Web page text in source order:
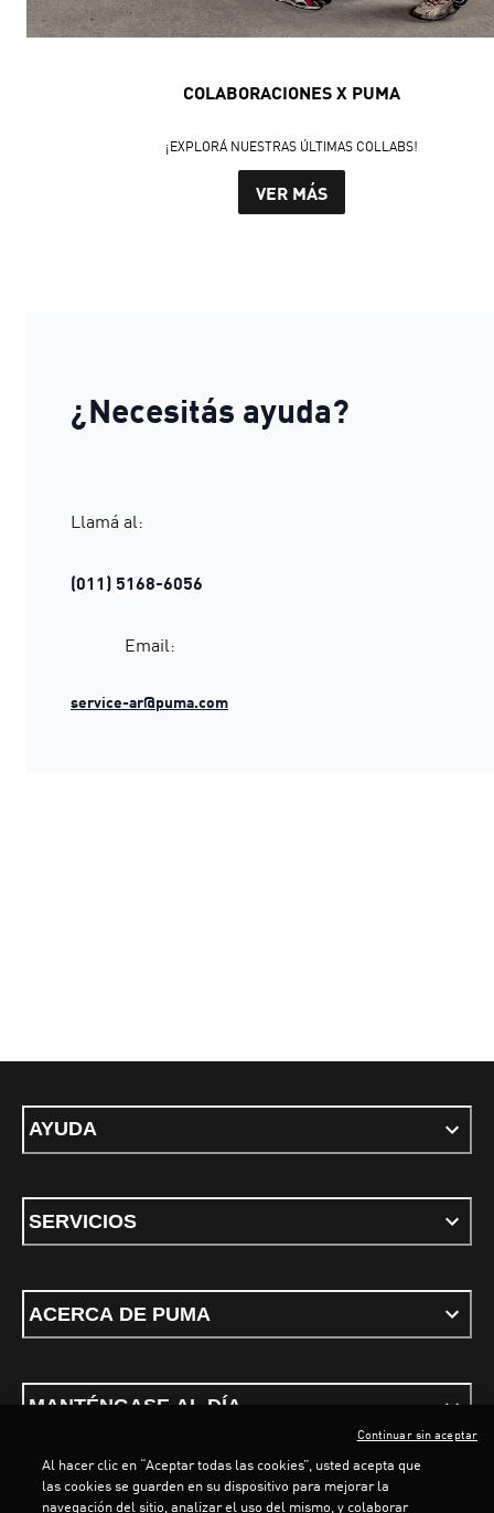
COLABORACIONES X PUMA
¡EXPLORÁ NUESTRAS ÚLTIMAS COLLABS!
VER MÁS
¿Necesitás ayuda?
Llamá al:
(011) 5168-6056
Email:
service-ar@puma.com
AYUDA
SERVICIOS
ACERCA DE PUMA
MANTÉNGASE AL DÍA
Al hacer clic en “Aceptar todas las cookies”, usted acepta que
las cookies se guarden en su dispositivo para mejorar la
navegación del sitio, analizar el uso del mismo, y colaborar
Continuar sin aceptar